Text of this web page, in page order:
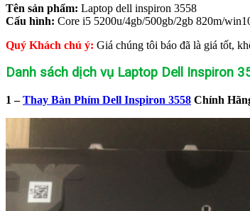
Tên sản phẩm: Laptop dell inspiron 3558
Cấu hình: Core i5 5200u/4gb/500gb/2gb 820m/
Quý Khách chú ý: Giá chúng tôi báo đã là giá tốt,
Danh sách dịch vụ Laptop Dell Inspiron
1 –Thay Bàn Phím Dell Inspiron 3558 Chính